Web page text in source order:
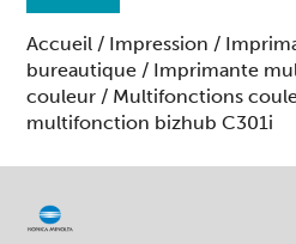
Accueil / Impression /
bureautique / Imprimante
couleur / Multifonctions
multifonction bizhub C301i